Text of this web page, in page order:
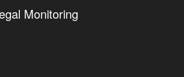
Monitoring